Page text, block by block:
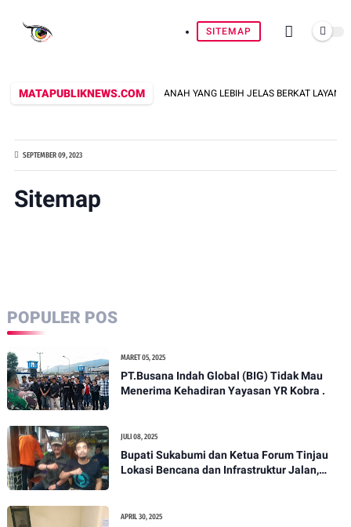
SITEMAP
MATAPUBLIKNEWS.COM
TANAH YANG LEBIH JELAS BERKAT LAYANAN PENGUKURAN TERJADWAL*
SEPTEMBER 09, 2023
Sitemap
POPULER POS
MARET 05, 2025
PT.Busana Indah Global (BIG) Tidak Mau
Menerima Kehadiran Yayasan YR Kobra .
JULI 08, 2025
Bupati Sukabumi dan Ketua Forum Tinjau
Lokasi Bencana dan Infrastruktur Jalan,
APRIL 30, 2025